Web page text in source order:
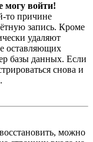
могу войти!
то причине
запись. Кроме
удаляют
оставляющих
базы данных. Если
снова и
можно